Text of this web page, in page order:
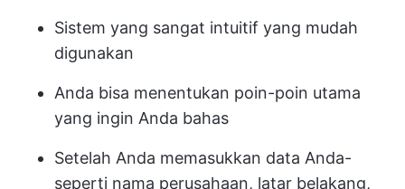
Sistem yang sangat intuitif yang mudah
digunakan
Anda bisa menentukan poin-poin utama
yang ingin Anda bahas
Setelah Anda memasukkan data Anda-
seperti nama perusahaan, latar belakang,